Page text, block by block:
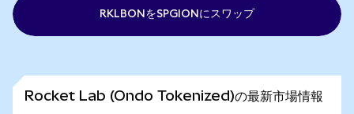
RKLBONをSPGIONにスワップ
Rocket Lab (Ondo Tokenized)の最新市場情報